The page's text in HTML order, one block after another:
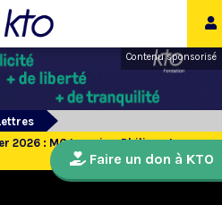
Contenu sponsorisé
2026 : MG Lemaire, Philippe Le
Faire un don à KTO